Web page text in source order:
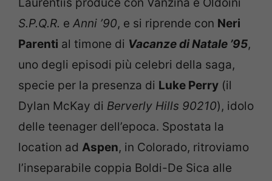
S.P.Q.R. e Anni ’90, e si riprende con Neri
Parenti al timone di Vacanze di Natale ’95,
uno degli episodi più celebri della saga,
specie per la presenza di Luke Perry (il
Dylan McKay di Berverly Hills 90210), idolo
delle teenager dell’epoca. Spostata la
location ad Aspen, in Colorado, ritroviamo
l’inseparabile coppia Boldi-De Sica alle